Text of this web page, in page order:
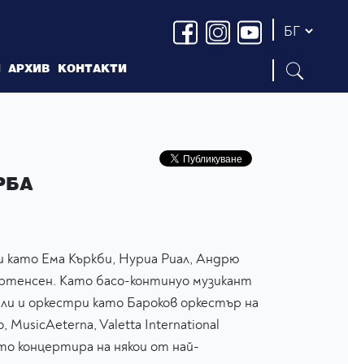
АРХИВ КОНТАКТИ
като Ема Къркби, Нуриа Риал, Андрю
Като басо-континуо музикант
и оркестри като Бароков оркестър на
MusicAeterna, Valetta International
концертира на някои от най-